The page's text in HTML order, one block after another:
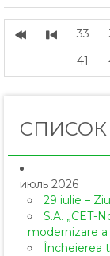
33
41
июль 2026
29 iulie –
S.A. „CET-
modernizare
Încheierea